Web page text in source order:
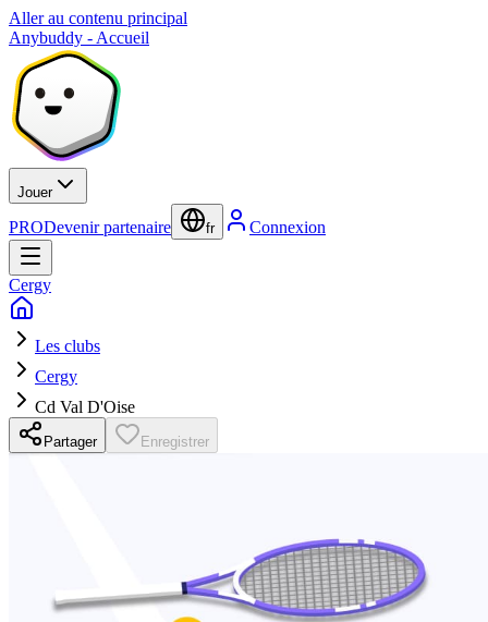
Aller au contenu principal
Anybuddy - Accueil
Jouer
PRODevenir partenaire fr Connexion
Cergy
Les clubs
Cergy
Cd Val D'Oise
Partager Enregistrer